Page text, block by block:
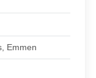
Emmen